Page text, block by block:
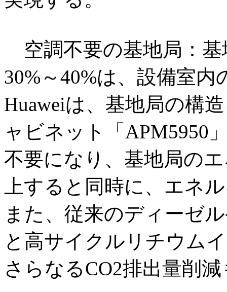
空調不要の基地局：基
30%～40%は、設備室
Huaweiは、基地局の構
ャビネット「APM5950
不要になり、基地局の
上すると同時に、エネ
また、従来のディーゼ
と高サイクルリチウム
さらなるCO2排出量削